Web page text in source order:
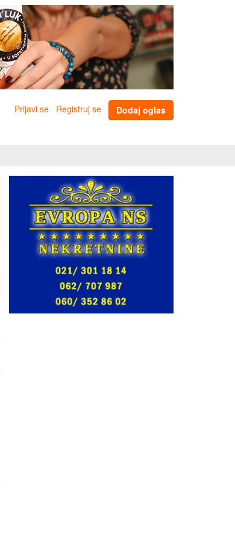
Prijavi se Registruj se Dodaj oglas